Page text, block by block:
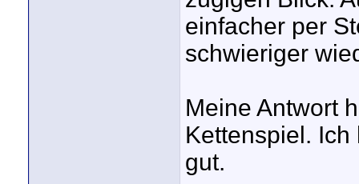
einfacher per
schwieriger
Meine Antwort
Kettenspiel.
gut.